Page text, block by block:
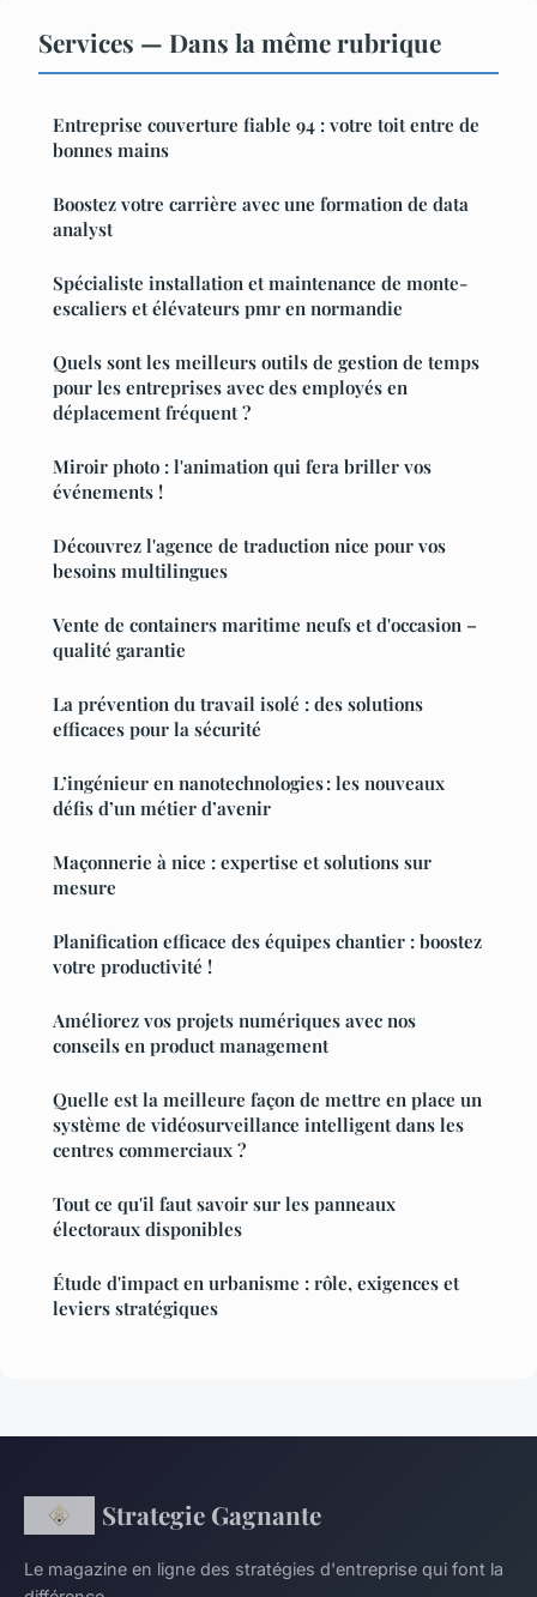
Services — Dans la même rubrique
Entreprise couverture fiable 94 : votre toit entre de
bonnes mains
Boostez votre carrière avec une formation de data
analyst
Spécialiste installation et maintenance de monte-
escaliers et élévateurs pmr en normandie
Quels sont les meilleurs outils de gestion de temps
pour les entreprises avec des employés en
déplacement fréquent ?
Miroir photo : l'animation qui fera briller vos
événements !
Découvrez l'agence de traduction nice pour vos
besoins multilingues
Vente de containers maritime neufs et d'occasion –
qualité garantie
La prévention du travail isolé : des solutions
efficaces pour la sécurité
L’ingénieur en nanotechnologies : les nouveaux
défis d’un métier d’avenir
Maçonnerie à nice : expertise et solutions sur
mesure
Planification efficace des équipes chantier : boostez
votre productivité !
Améliorez vos projets numériques avec nos
conseils en product management
Quelle est la meilleure façon de mettre en place un
système de vidéosurveillance intelligent dans les
centres commerciaux ?
Tout ce qu'il faut savoir sur les panneaux
électoraux disponibles
Étude d'impact en urbanisme : rôle, exigences et
leviers stratégiques
Strategie Gagnante
Le magazine en ligne des stratégies d'entreprise qui font la